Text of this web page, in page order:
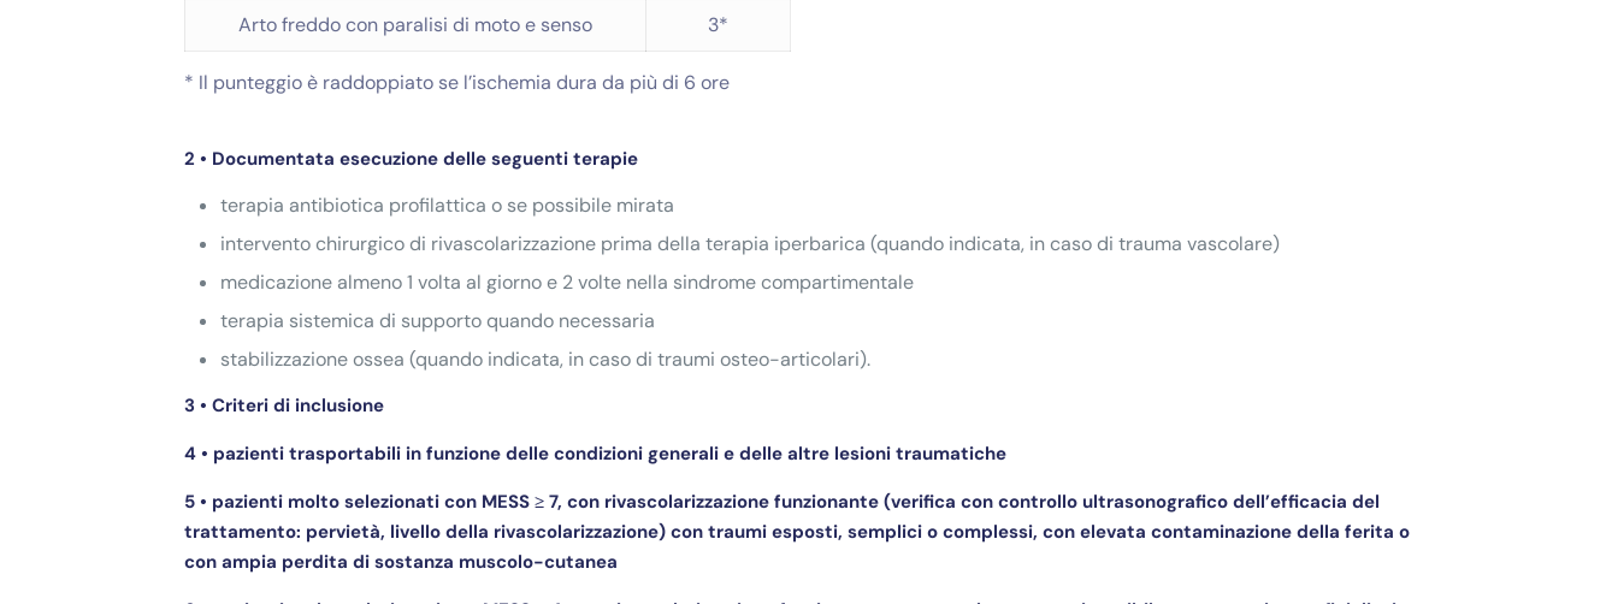
Arto freddo con paralisi di moto e senso 3*
* Il punteggio è raddoppiato se l’ischemia dura da più di 6 ore
2 • Documentata esecuzione delle seguenti terapie
terapia antibiotica profilattica o se possibile mirata
intervento chirurgico di rivascolarizzazione prima della terapia iperbarica (quando indicata, in caso di trauma vascolare)
medicazione almeno 1 volta al giorno e 2 volte nella sindrome compartimentale
terapia sistemica di supporto quando necessaria
stabilizzazione ossea (quando indicata, in caso di traumi osteo-articolari).
3 • Criteri di inclusione
4 • pazienti trasportabili in funzione delle condizioni generali e delle altre lesioni traumatiche
5 • pazienti molto selezionati con MESS ≥ 7, con rivascolarizzazione funzionante (verifica con controllo ultrasonografico dell’efficacia del
trattamento: pervietà, livello della rivascolarizzazione) con traumi esposti, semplici o complessi, con elevata contaminazione della ferita o
con ampia perdita di sostanza muscolo-cutanea